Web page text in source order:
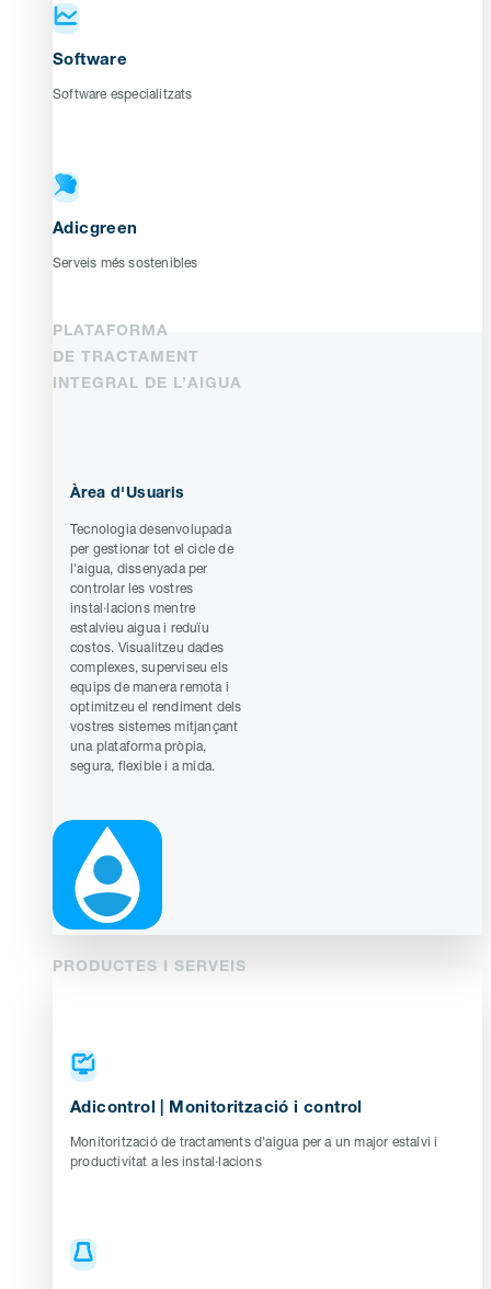
Software
Software especialitzats
Adicgreen
Serveis més sostenibles
PLATAFORMA
DE TRACTAMENT
INTEGRAL DE L’AIGUA
Àrea d'Usuaris
Tecnologia desenvolupada
per gestionar tot el cicle de
l'aigua, dissenyada per
controlar les vostres
instal·lacions mentre
estalvieu aigua i reduïu
costos. Visualitzeu dades
complexes, superviseu els
equips de manera remota i
optimitzeu el rendiment dels
vostres sistemes mitjançant
una plataforma pròpia,
segura, flexible i a mida.
PRODUCTES I SERVEIS
Adicontrol | Monitorització i control
Monitorització de tractaments d'aigua per a un major estalvi i
productivitat a les instal·lacions